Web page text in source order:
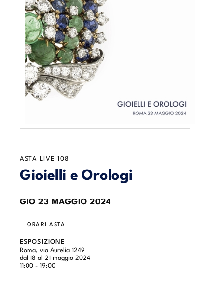
ASTA LIVE 108
Gioielli e Orologi
GIO 23 MAGGIO 2024
ORARI ASTA
ESPOSIZIONE
Roma, via Aurelia 1249
dal 18 al 21 maggio 2024
11:00 - 19:00